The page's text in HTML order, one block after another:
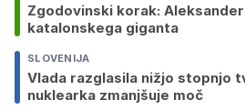
Zgodovinski korak:
katalonskega giganta
SLOVENIJA
Vlada razglasila nižjo stopnjo
nuklearka zmanjšuje moč